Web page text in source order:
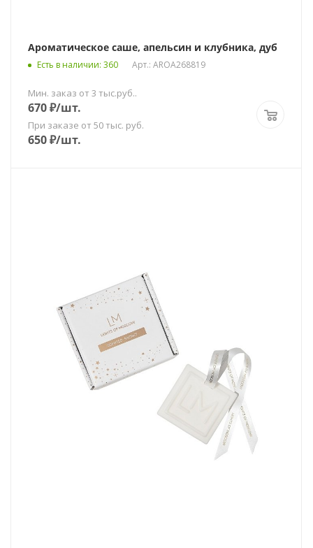
Ароматическое саше, апельсин и клубника, дуб
Есть в наличии: 360 Арт.: AROA268819
Мин. заказ от 3 тыс.руб..
670₽/шт.
При заказе от 50 тыс. руб.
650₽/шт.